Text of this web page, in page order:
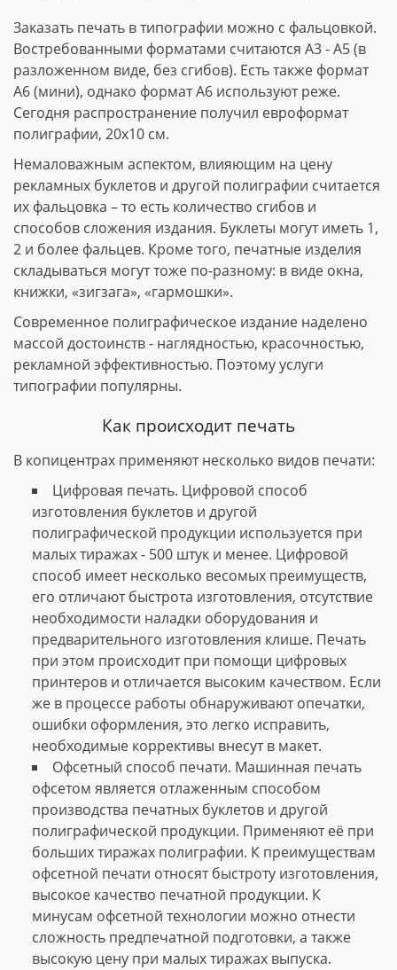
Заказать печать в типографии можно с фальцовкой.
Востребованными форматами считаются А3 - А5 (в
разложенном виде, без сгибов). Есть также формат
А6 (мини), однако формат А6 используют реже.
Сегодня распространение получил евроформат
полиграфии, 20х10 см.
Немаловажным аспектом, влияющим на цену
рекламных буклетов и другой полиграфии считается
их фальцовка – то есть количество сгибов и
способов сложения издания. Буклеты могут иметь 1,
2 и более фальцев. Кроме того, печатные изделия
складываться могут тоже по-разному: в виде окна,
книжки, «зигзага», «гармошки».
Современное полиграфическое издание наделено
массой достоинств - наглядностью, красочностью,
рекламной эффективностью. Поэтому услуги
типографии популярны.
Как происходит печать
В копицентрах применяют несколько видов печати:
Цифровая печать. Цифровой способ
изготовления буклетов и другой
полиграфической продукции используется при
малых тиражах - 500 штук и менее. Цифровой
способ имеет несколько весомых преимуществ,
его отличают быстрота изготовления, отсутствие
необходимости наладки оборудования и
предварительного изготовления клише. Печать
при этом происходит при помощи цифровых
принтеров и отличается высоким качеством. Если
же в процессе работы обнаруживают опечатки,
ошибки оформления, это легко исправить,
необходимые коррективы внесут в макет.
Офсетный способ печати. Машинная печать
офсетом является отлаженным способом
производства печатных буклетов и другой
полиграфической продукции. Применяют её при
больших тиражах полиграфии. К преимуществам
офсетной печати относят быстроту изготовления,
высокое качество печатной продукции. К
минусам офсетной технологии можно отнести
сложность предпечатной подготовки, а также
высокую цену при малых тиражах выпуска.